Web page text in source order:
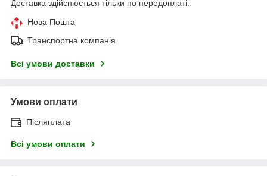
Доставка здійснюється тільки по передоплаті.
Нова Пошта
Транспортна компанія
Всі умови доставки
Умови оплати
Післяплата
Всі умови оплати